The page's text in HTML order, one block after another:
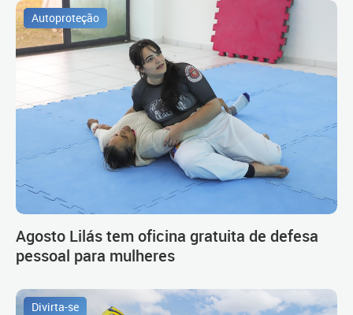
Autoproteção
Agosto Lilás tem oficina gratuita de defesa
pessoal para mulheres
Divirta-se